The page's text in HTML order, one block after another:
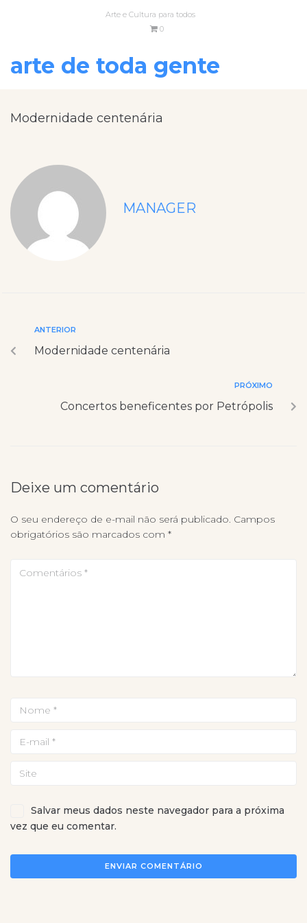
Arte e Cultura para todos
0
arte de toda gente
Modernidade centenária
MANAGER
ANTERIOR
Modernidade centenária
PRÓXIMO
Concertos beneficentes por Petrópolis
Deixe um comentário
O seu endereço de e-mail não será publicado. Campos
obrigatórios são marcados com *
Salvar meus dados neste navegador para a próxima
vez que eu comentar.